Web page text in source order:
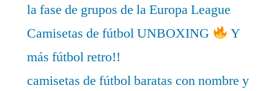
la fase de grupos de la Europa League
Camisetas de fútbol UNBOXING
Y
más fútbol retro!!
camisetas de fútbol baratas con nombre y